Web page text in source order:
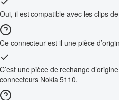
Oui, il est compatible avec les clips
Ce connecteur est-il une pièce
C’est une pièce de rechange
connecteurs Nokia 5110.